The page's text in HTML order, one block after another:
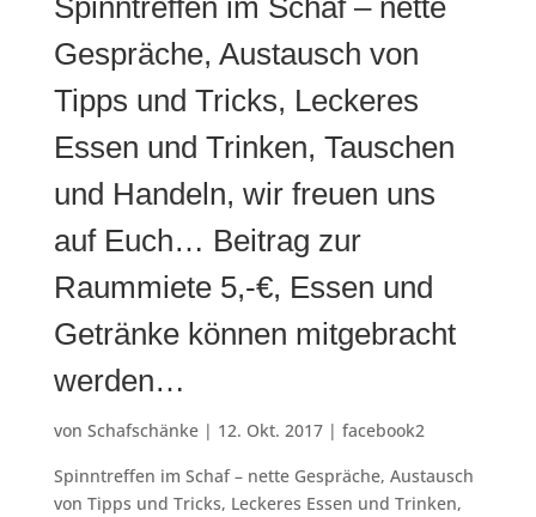
Spinntreffen im Schaf – nette
Gespräche, Austausch von
Tipps und Tricks, Leckeres
Essen und Trinken, Tauschen
und Handeln, wir freuen uns
auf Euch… Beitrag zur
Raummiete 5,-€, Essen und
Getränke können mitgebracht
werden…
von Schafschänke| 12. Okt. 2017| facebook2
Spinntreffen im Schaf – nette Gespräche, Austausch
von Tipps und Tricks, Leckeres Essen und Trinken,